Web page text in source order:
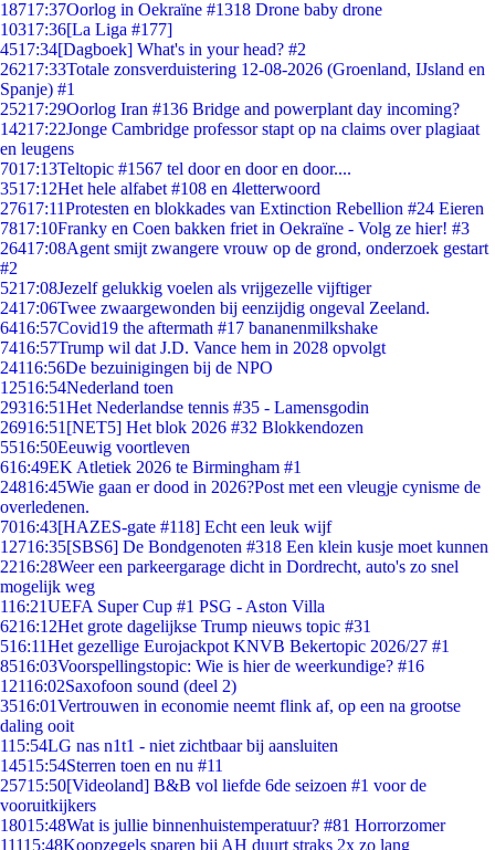
18717:37Oorlog in Oekraïne #1318 Drone baby drone
10317:36[La Liga #177]
4517:34[Dagboek] What's in your head? #2
26217:33Totale zonsverduistering 12-08-2026 (Groenland, IJsland en
Spanje) #1
25217:29Oorlog Iran #136 Bridge and powerplant day incoming?
14217:22Jonge Cambridge professor stapt op na claims over plagiaat
en leugens
7017:13Teltopic #1567 tel door en door en door....
3517:12Het hele alfabet #108 en 4letterwoord
27617:11Protesten en blokkades van Extinction Rebellion #24 Eieren
7817:10Franky en Coen bakken friet in Oekraïne - Volg ze hier! #3
26417:08Agent smijt zwangere vrouw op de grond, onderzoek gestart
#2
5217:08Jezelf gelukkig voelen als vrijgezelle vijftiger
2417:06Twee zwaargewonden bij eenzijdig ongeval Zeeland.
6416:57Covid19 the aftermath #17 bananenmilkshake
7416:57Trump wil dat J.D. Vance hem in 2028 opvolgt
24116:56De bezuinigingen bij de NPO
12516:54Nederland toen
29316:51Het Nederlandse tennis #35 - Lamensgodin
26916:51 [NET5] Het blok 2026 #32 Blokkendozen
5516:50Eeuwig voortleven
616:49EK Atletiek 2026 te Birmingham #1
24816:45Wie gaan er dood in 2026?Post met een vleugje cynisme de
overledenen.
7016:43[HAZES-gate #118] Echt een leuk wijf
12716:35[SBS6] De Bondgenoten #318 Een klein kusje moet kunnen
2216:28Weer een parkeergarage dicht in Dordrecht, auto's zo snel
mogelijk weg
116:21UEFA Super Cup #1 PSG - Aston Villa
6216:12Het grote dagelijkse Trump nieuws topic #31
516:11Het gezellige Eurojackpot KNVB Bekertopic 2026/27 #1
8516:03Voorspellingstopic: Wie is hier de weerkundige? #16
12116:02Saxofoon sound (deel 2)
3516:01Vertrouwen in economie neemt flink af, op een na grootse
daling ooit
115:54LG nas n1t1 - niet zichtbaar bij aansluiten
14515:54Sterren toen en nu #11
25715:50[Videoland] B&B vol liefde 6de seizoen #1 voor de
vooruitkijkers
18015:48Wat is jullie binnenhuistemperatuur? #81 Horrorzomer
11115:48Koopzegels sparen bij AH duurt straks 2x zo lang